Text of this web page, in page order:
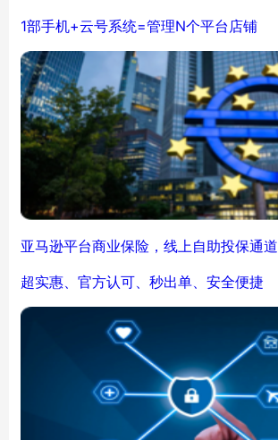
1部手机+云号系统=管理N个平台店铺
亚马逊平台商业保险，线上自助投保通道
超实惠、官方认可、秒出单、安全便捷